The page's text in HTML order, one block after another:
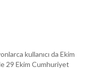
kullanıcı da Ekim
29 Ekim Cumhuriyet